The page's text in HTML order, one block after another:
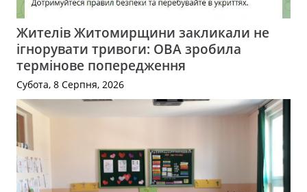
Жителів Житомирщини закликали не
ігнорувати тривоги: ОВА зробила
термінове попередження
Субота, 8 Серпня, 2026